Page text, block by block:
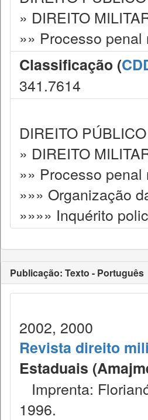
» DIREITO
»» Processo penal
Classificação (
341.7614
DIREITO
» DIREITO
»» Processo penal
»»» Organização
»»»» Inquérito
Publicação: Texto - Português
2002, 2000
Revista direito
Estaduais
Imprenta:
1996.